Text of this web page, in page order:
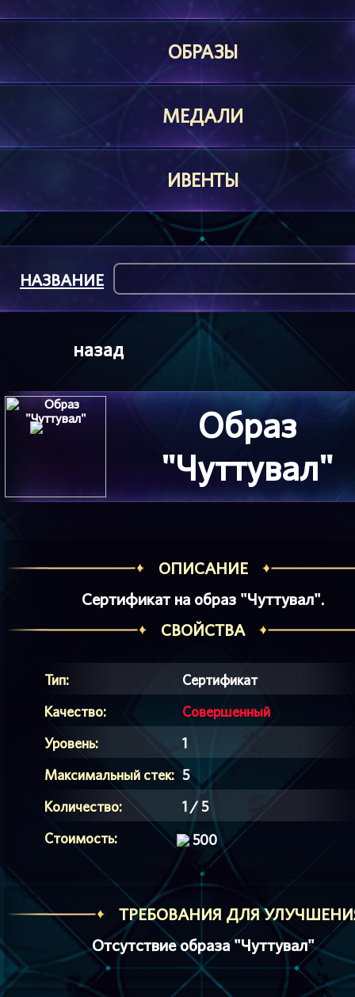
ОБРАЗЫ
МЕДАЛИ
ИВЕНТЫ
назад
НАЗВАНИЕ
Образ
"Чуттувал"
ОПИСАНИЕ
Сертификат на образ "Чуттувал".
СВОЙСТВА
Тип:
Сертификат
Качество:
Совершенный
Уровень:
1
Максимальный стек: 5
Количество:
1 / 5
Стоимость:
500
ТРЕБОВАНИЯ ДЛЯ
Отсутствие образа "Чуттувал"